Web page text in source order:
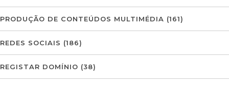
PRODUÇÃO DE CONTEÚDOS MULTIMÉDIA (161)
REDES SOCIAIS (186)
REGISTAR DOMÍNIO (38)